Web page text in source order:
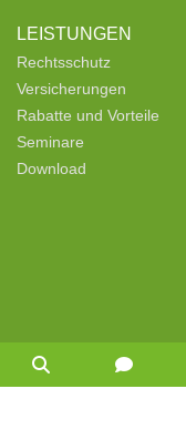
LEISTUNGEN
Rechtsschutz
Versicherungen
Rabatte und Vorteile
Seminare
Download